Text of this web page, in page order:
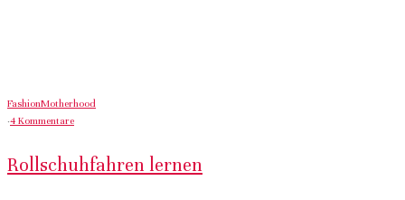
FashionMotherhood
·4 Kommentare
Rollschuhfahren lernen